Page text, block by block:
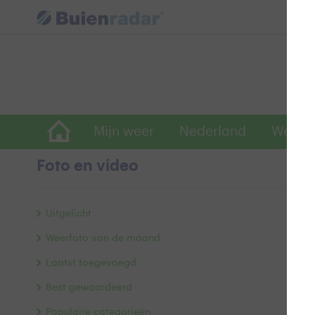
Mijn weer Nederland
Foto en video
Uitgelicht
Weerfoto van de maand
Laatst toegevoegd
Best gewaardeerd
Populaire categorieën